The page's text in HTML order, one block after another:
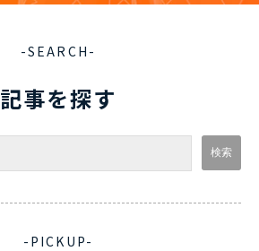
-SEARCH-
記事を探す
-PICKUP-